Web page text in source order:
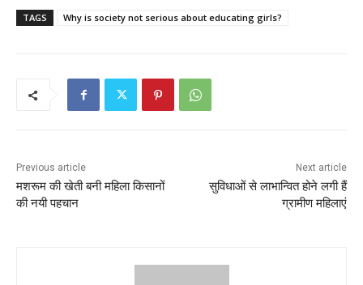
TAGS Why is society not serious about educating girls?
Previous article
मशरूम की खेती बनी महिला किसानों
की नयी पहचान
Next article
सुविधाओं से लाभान्वित होने लगी हैं
ग्रामीण महिलाएं